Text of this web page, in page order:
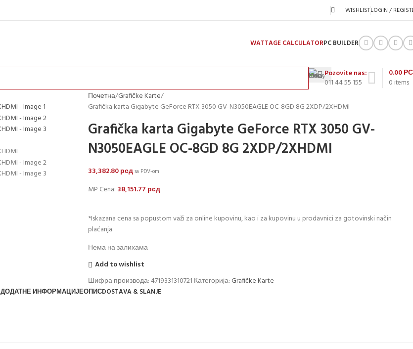
WISHLISTLOGIN /
WATTAGE CALCULATORPC BUILDER
Pozovite nas:
011 44 55 155
0 items
0.00
Почетна Grafičke Karte
Grafička karta Gigabyte GeForce RTX 3050 GV-N3050EAGLE OC-8GD 8G 2XDP/2XHDMI
Grafička karta Gigabyte GeForce RTX 3050 GV-
N3050EAGLE OC-8GD 8G 2XDP/2XHDMI
33,382.80рсдsa PDV-om
MP Cena: 38,151.77 рсд
*Iskazana cena sa popustom važi za online kupovinu, kao i za kupovinu u prodavnici za gotovinski način
plaćanja.
Нема на залихама
Add to wishlist
Шифра производа: 4719331310721 Категорија:Grafičke Karte
ДОДАТНЕ ИНФОРМАЦИЈЕОПИСDOSTAVA & SLANJE